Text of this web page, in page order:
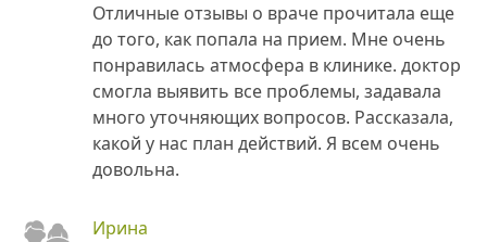
Отличные отзывы о враче прочитала еще
до того, как попала на прием. Мне очень
понравилась атмосфера в клинике. доктор
смогла выявить все проблемы, задавала
много уточняющих вопросов. Рассказала,
какой у нас план действий. Я всем очень
довольна.
Ирина